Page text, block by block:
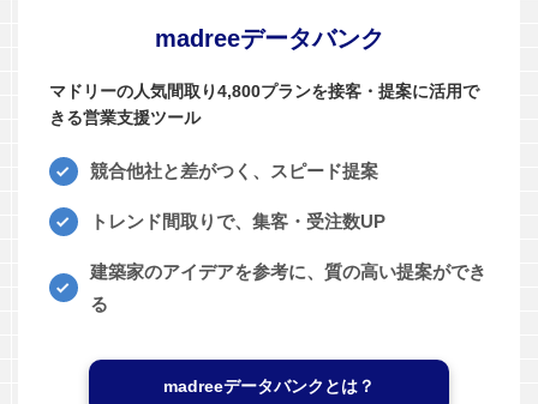
madreeデータバンク
マドリーの人気間取り4,800プランを接客・提案に活用で
きる営業支援ツール
競合他社と差がつく、スピード提案
トレンド間取りで、集客・受注数UP
建築家のアイデアを参考に、質の高い提案ができ
る
madreeデータバンクとは？